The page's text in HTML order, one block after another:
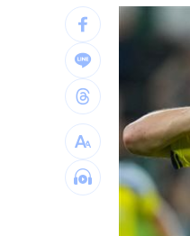
全網最醜
金門縣民
傳離婚
豪宅價格
Elly突辣
台灣彩券